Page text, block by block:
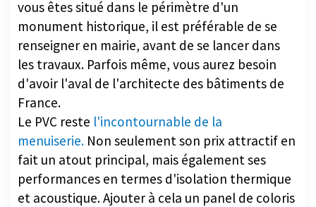
vous êtes situé dans le périmètre d'un
monument historique, il est préférable de se
renseigner en mairie, avant de se lancer dans
les travaux. Parfois même, vous aurez besoin
d'avoir l'aval de l'architecte des bâtiments de
France.
Le PVC reste l'incontournable de la
menuiserie. Non seulement son prix attractif en
fait un atout principal, mais également ses
performances en termes d'isolation thermique
et acoustique. Ajouter à cela un panel de coloris